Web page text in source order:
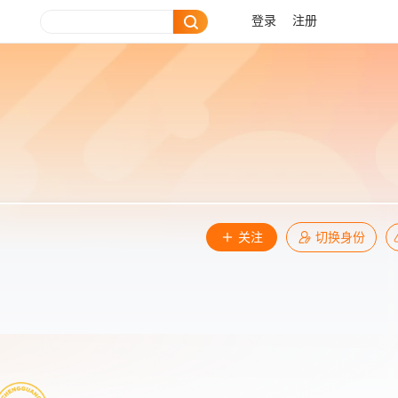
登录 注册
关注 切换身份